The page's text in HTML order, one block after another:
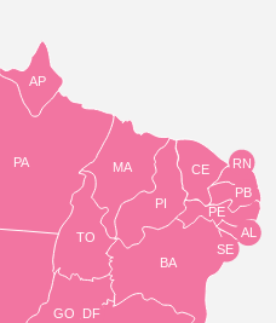
TO
BA
SE
PE
AL
RN
CE
PI
MA
AP
PA
GO DF
PB